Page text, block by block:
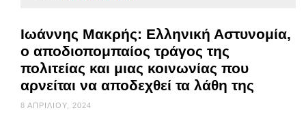
Ιωάννης Μακρής: Ελληνική Αστυνομία,
ο αποδιοπομπαίος τράγος της
πολιτείας και μιας κοινωνίας που
αρνείται να αποδεχθεί τα λάθη της
8 ΑΠΡΙΛΊΟΥ, 2024